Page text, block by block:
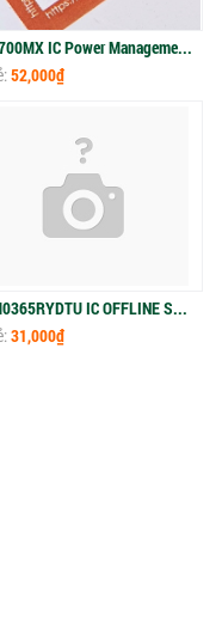
FPF2700MX IC Power Management SOIC-8
52,000₫
KA5M0365RYDTU IC OFFLINE SW MULT TOP TO220F
31,000₫